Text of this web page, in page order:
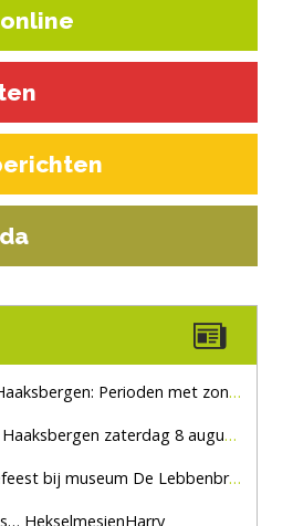
online
Perioden met zon en droog
zaterdag 8 augustus, marktplein Haaksbergen
bij museum De Lebbenbrugge
HekselmesienHarry